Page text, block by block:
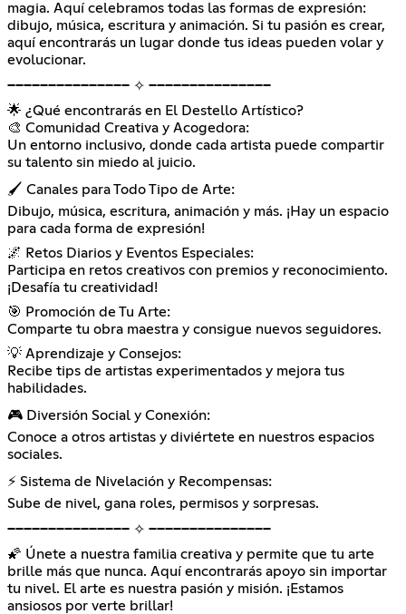
magia. Aquí celebramos todas las formas de expresión:
dibujo, música, escritura y animación. Si tu pasión es crear,
aquí encontrarás un lugar donde tus ideas pueden volar y
evolucionar.
━━━━━━━━━━━━━━━ ✧ ━━━━━━━━━━━━━━━
🌟 ¿Qué encontrarás en El Destello Artístico?
🎨 Comunidad Creativa y Acogedora:
Un entorno inclusivo, donde cada artista puede compartir
su talento sin miedo al juicio.
🖌️ Canales para Todo Tipo de Arte:
Dibujo, música, escritura, animación y más. ¡Hay un espacio
para cada forma de expresión!
🌌 Retos Diarios y Eventos Especiales:
Participa en retos creativos con premios y reconocimiento.
¡Desafía tu creatividad!
🎯 Promoción de Tu Arte:
Comparte tu obra maestra y consigue nuevos seguidores.
💡 Aprendizaje y Consejos:
Recibe tips de artistas experimentados y mejora tus
habilidades.
🎮 Diversión Social y Conexión:
Conoce a otros artistas y diviértete en nuestros espacios
sociales.
⚡ Sistema de Nivelación y Recompensas:
Sube de nivel, gana roles, permisos y sorpresas.
━━━━━━━━━━━━━━━ ✧ ━━━━━━━━━━━━━━━
🌠 Únete a nuestra familia creativa y permite que tu arte
brille más que nunca. Aquí encontrarás apoyo sin importar
tu nivel. El arte es nuestra pasión y misión. ¡Estamos
ansiosos por verte brillar!